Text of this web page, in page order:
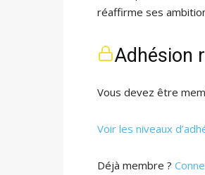
réaffirme ses
Adhésion
Vous devez être
Voir les niveaux
Déjà membre ?